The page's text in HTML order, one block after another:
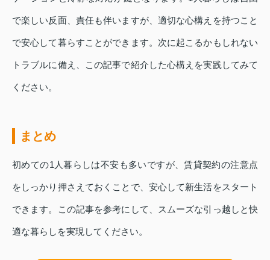
で楽しい反面、責任も伴いますが、適切な心構えを持つこと
で安心して暮らすことができます。次に起こるかもしれない
トラブルに備え、この記事で紹介した心構えを実践してみて
ください。
まとめ
初めての1人暮らしは不安も多いですが、賃貸契約の注意点
をしっかり押さえておくことで、安心して新生活をスタート
できます。この記事を参考にして、スムーズな引っ越しと快
適な暮らしを実現してください。